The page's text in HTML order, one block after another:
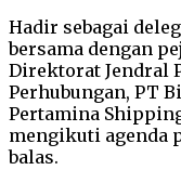
Hadir sebagai
bersama dengan
Direktorat Jendral
Perhubungan, PT
Pertamina
mengikuti agenda
balas.